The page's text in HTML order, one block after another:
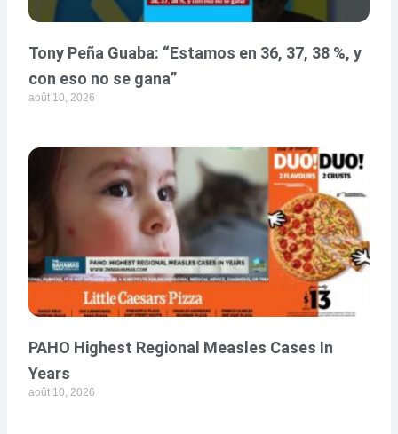
Tony Peña Guaba: “Estamos en 36, 37, 38 %, y
con eso no se gana”
août 10, 2026
PAHO Highest Regional Measles Cases In
Years
août 10, 2026